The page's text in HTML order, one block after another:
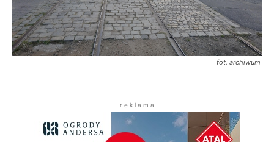
fot. archiwum
r e k l a m a